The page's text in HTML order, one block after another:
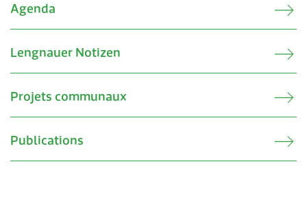
Agenda
Lengnauer Notizen
Projets communaux
Publications